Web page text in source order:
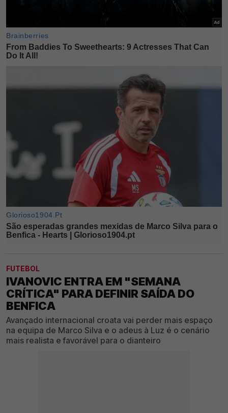
FUTEBOL
IVANOVIC ENTRA EM "SEMANA
CRÍTICA" PARA DEFINIR SAÍDA DO
BENFICA
Avançado internacional croata vai perder mais espaço
na equipa de Marco Silva e o adeus à Luz é o cenário
mais realista e favorável para o dianteiro